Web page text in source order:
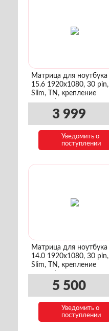
Матрица для ноутбука
15.6 1920x1080, 30 pin,
Slim, TN, крепление
сверху/снизу
3 999
Уведомить о
поступлении
Матрица для ноутбука
14.0 1920x1080, 30 pin,
Slim, TN, крепление
сверху/снизу
5 500
Уведомить о
поступлении